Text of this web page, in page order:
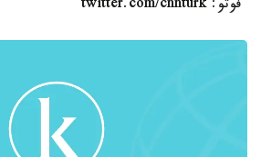
فوتو: twitter.com/cnnturk